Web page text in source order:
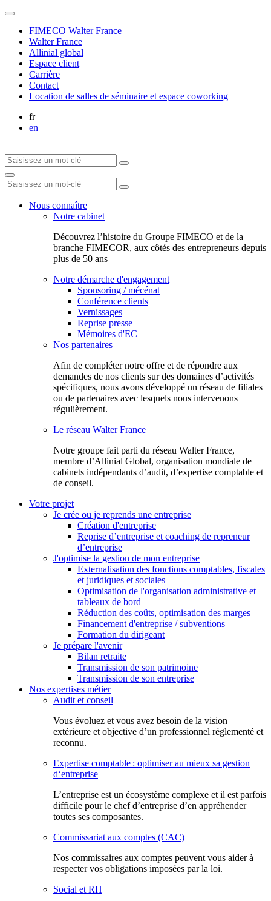
FIMECO Walter France
Walter France
Allinial global
Espace client
Carrière
Contact
Location de salles de séminaire et espace coworking
fr
en
Nous connaître
Notre cabinet
Découvrez l’histoire du Groupe FIMECO et de la
branche FIMECOR, aux côtés des entrepreneurs depuis
plus de 50 ans
Notre démarche d'engagement
Sponsoring / mécénat
Conférence clients
Vernissages
Reprise presse
Mémoires d'EC
Nos partenaires
Afin de compléter notre offre et de répondre aux
demandes de nos clients sur des domaines d’activités
spécifiques, nous avons développé un réseau de filiales
ou de partenaires avec lesquels nous intervenons
régulièrement.
Le réseau Walter France
Notr​e groupe fait parti du réseau Walter France,
membre d’Allinial Global, organisation mondiale de
cabinets indépendants d’audit, d’expertise comptable et
de conseil.
Votre projet
Je crée ou je reprends une entreprise
Création d'entreprise
Reprise d’entreprise et coaching de repreneur
d’entreprise
J'optimise la gestion de mon entreprise
Externalisation des fonctions comptables, fiscales
et juridiques et sociales
Optimisation de l'organisation administrative et
tableaux de bord
Réduction des coûts, optimisation des marges
Financement d'entreprise / subventions
Formation du dirigeant
Je prépare l'avenir
Bilan retraite
Transmission de son patrimoine
Transmission de son entreprise
Nos expertises métier
Audit et conseil
Vous évoluez et vous avez besoin de la vision
extérieure et objective d’un professionnel réglementé et
reconnu.
Expertise comptable : optimiser au mieux sa gestion
d‘entreprise
L’entreprise est un écosystème complexe et il est parfois
difficile pour le chef d’entreprise d’en appréhender
toutes ses composantes.
Commissariat aux comptes (CAC)
Nos commissaires aux comptes peuvent vous aider à
respecter vos obligations imposées par la loi.
Social et RH